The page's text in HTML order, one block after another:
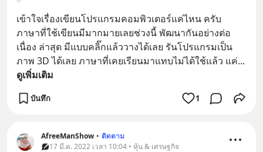
เข้าใจเรื่องเขียนโปรแกรมคอมพิวเตอร์แค่ไหน ครับ
ภาษาที่ใช้เขียนมีมากมายเลยช่วงนี้ พัฒนากันอย่างต่อ
เนื่อง ล่าสุด มีแบบคลิ๊กแล้ววางได้เลย รันโปรแกรมเป็น
ภาพ 3D ได้เลย ภาษาที่เคยเรียนมาแทบไม่ได้ใช้แล้ว แค่
ดูเพิ่มเติม
บันทึก 1
AfreeManShow • ติดตาม
17 มี.ค. 2022 เวลา 10:04 • หุ้น & เศรษฐกิจ